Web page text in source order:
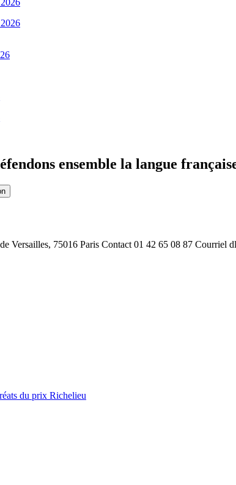
ensemble la langue
Versailles, 75016 Paris Contact 01 42 65 08 87 Courriel
du prix Richelieu